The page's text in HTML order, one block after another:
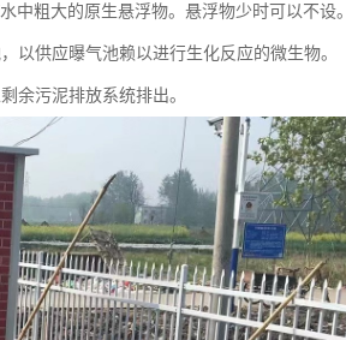
中粗大的原生悬浮物。悬浮物少时可以不设。
以供应曝气池赖以进行生化反应的微生物。
余污泥排放系统排出。